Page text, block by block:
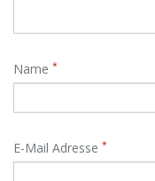
Name *
E-Mail Adresse *